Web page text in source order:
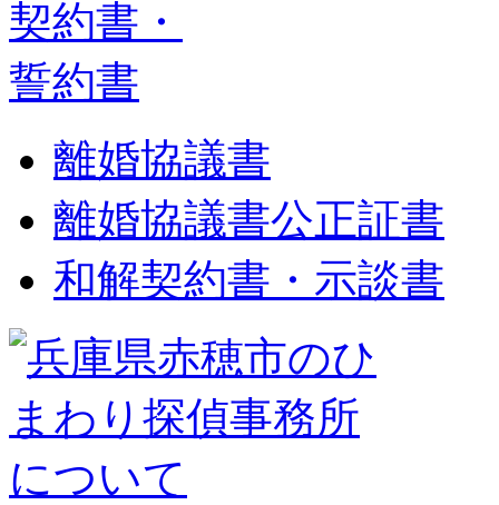
離婚協議書
離婚協議書公正証書
和解契約書・示談書